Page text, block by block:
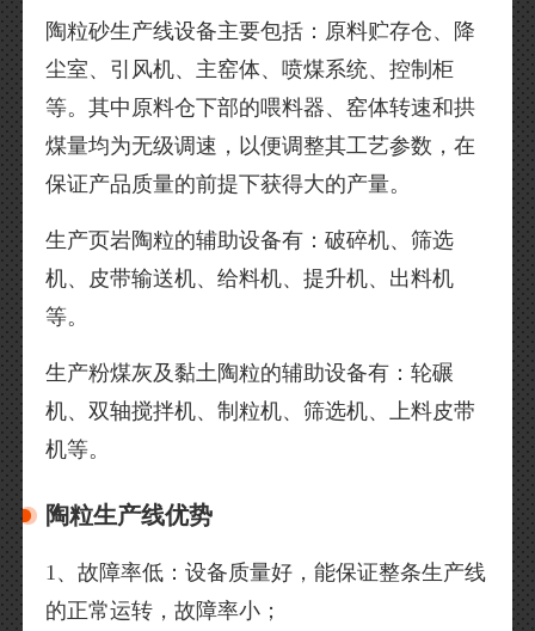
陶粒砂生产线设备主要包括：原料贮存仓、降
尘室、引风机、主窑体、喷煤系统、控制柜
等。其中原料仓下部的喂料器、窑体转速和拱
煤量均为无级调速，以便调整其工艺参数，在
保证产品质量的前提下获得大的产量。
生产页岩陶粒的辅助设备有：破碎机、筛选
机、皮带输送机、给料机、提升机、出料机
等。
生产粉煤灰及黏土陶粒的辅助设备有：轮碾
机、双轴搅拌机、制粒机、筛选机、上料皮带
机等。
陶粒生产线优势
1、故障率低：设备质量好，能保证整条生产线
的正常运转，故障率小；